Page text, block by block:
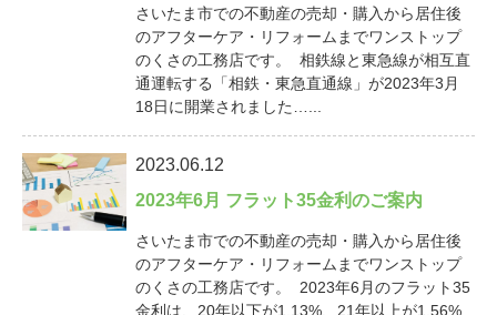
さいたま市での不動産の売却・購入から居住後
のアフターケア・リフォームまでワンストップ
のくさの工務店です。 相鉄線と東急線が相互直
通運転する「相鉄・東急直通線」が2023年3月
18日に開業されました…...
2023.06.12
2023年6月 フラット35金利のご案内
さいたま市での不動産の売却・購入から居住後
のアフターケア・リフォームまでワンストップ
のくさの工務店です。 2023年6月のフラット35
金利は、20年以下が1.13%、21年以上が1.56%